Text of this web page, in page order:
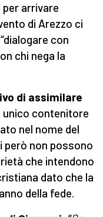
arrivare
di Arezzo ci
con
chi nega la
di assimilare
unico contenitore
nel nome del
però non possono
che intendono
dato che la
della fede.